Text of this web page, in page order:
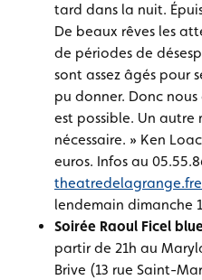
tard dans la nuit.
De beaux rêves les
de périodes de
sont assez âgés pour
pu donner. Donc
est possible. Un autre
nécessaire. » Ken
euros. Infos au
lendemain dimanche
Soirée Raoul Ficel
partir de 21h au
Brive (13 rue Saint-